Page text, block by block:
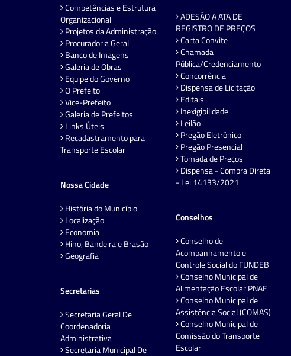
Competências e Estrutura
Organizacional
Projetos da Administração
Procuradoria Geral
Banco de Imagens
Galeria de Obras
Equipe do Governo
O Prefeito
Vice-Prefeito
Galeria de Prefeitos
Links Úteis
Recadastramento para
Transporte Escolar
Nossa Cidade
História do Município
Localização
Economia
Hino, Bandeira e Brasão
Geografia
Secretarias
Secretaria Geral De
Coordenadoria
Administrativa
Secretaria Municipal De
ADESÃO A ATA DE
REGISTRO DE PREÇOS
Carta Convite
Chamada
Pública/Credenciamento
Concorrência
Dispensa de Licitação
Editais
Inexigibilidade
Leilão
Pregão Eletrônico
Pregão Presencial
Tomada de Preços
Dispensa - Compra Direta
- Lei 14133/2021
Conselhos
Conselho de
Acompanhamento e
Controle Social do FUNDEB
Conselho Municipal de
Alimentação Escolar PNAE
Conselho Municipal de
Assistência Social (COMAS)
Conselho Municipal de
Comissão do Transporte
Escolar